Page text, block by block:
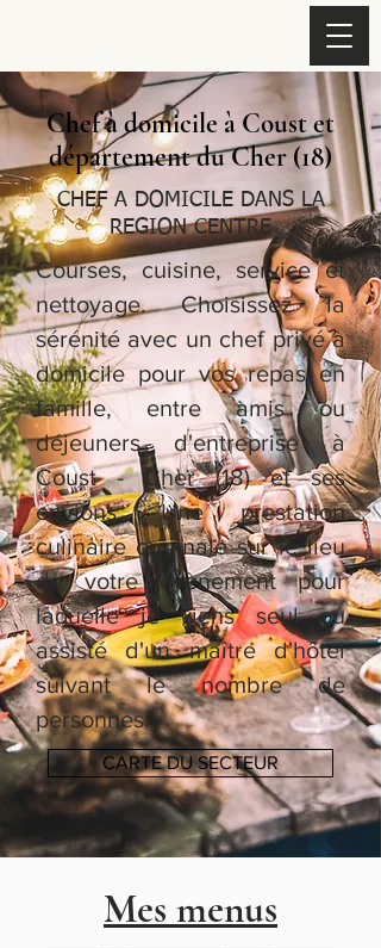
Chef à domicile à Coust et
département du Cher (18)
CHEF A DOMICILE DANS LA
REGION CENTRE
Courses, cuisine, service et
nettoyage. Choisissez la
sérénité avec un chef privé à
domicile pour vos repas en
famille, entre amis ou
déjeuners d'entreprise à
Coust - Cher (18) et ses
envions. Une prestation
culinaire originale sur le lieu
de votre évènement pour
laquelle je viens seul ou
assisté d'un maître d'hôtel
suivant le nombre de
personnes.
CARTE DU SECTEUR
Mes menus